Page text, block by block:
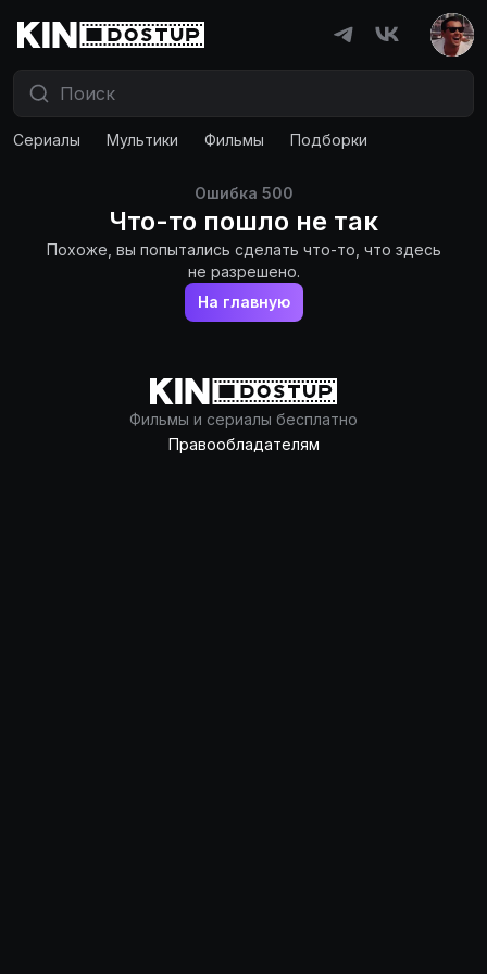
Сериалы Мультики Фильмы Подборки
Ошибка 500
Что-то пошло не так
Похоже, вы попытались сделать что-то, что здесь
не разрешено.
На главную
Фильмы и сериалы бесплатно
Правообладателям